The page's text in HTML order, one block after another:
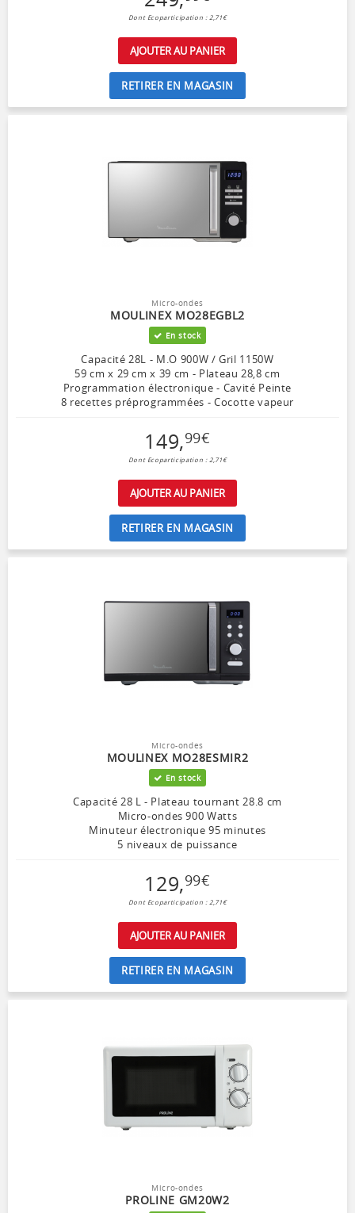
Dont Ecoparticipation : 2,71€
AJOUTER AU PANIER
RETIRER EN MAGASIN
Micro-ondes
MOULINEX MO28EGBL2
En stock
Capacité 28L - M.O 900W / Gril 1150W
59 cm x 29 cm x 39 cm - Plateau 28,8 cm
Programmation électronique - Cavité Peinte
8 recettes préprogrammées - Cocotte vapeur
149,99€
Dont Ecoparticipation : 2,71€
AJOUTER AU PANIER
RETIRER EN MAGASIN
Micro-ondes
MOULINEX MO28ESMIR2
En stock
Capacité 28 L - Plateau tournant 28.8 cm
Micro-ondes 900 Watts
Minuteur électronique 95 minutes
5 niveaux de puissance
129,99€
Dont Ecoparticipation : 2,71€
AJOUTER AU PANIER
RETIRER EN MAGASIN
Micro-ondes
PROLINE GM20W2